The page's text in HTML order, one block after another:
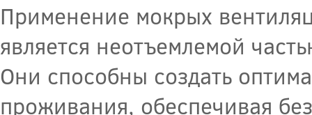
Применение мокрых
является неотъемлемой
Они способны создать
проживания, обеспечивая